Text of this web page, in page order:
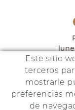
y
Este
Este sitio
terceros
mostrarle
preferencias
de